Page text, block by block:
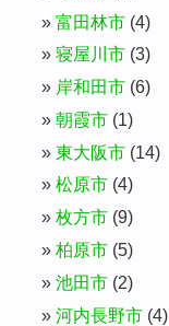
富田林市 (4)
寝屋川市 (3)
岸和田市 (6)
朝霞市 (1)
東大阪市 (14)
松原市 (4)
枚方市 (9)
柏原市 (5)
池田市 (2)
河内長野市 (4)